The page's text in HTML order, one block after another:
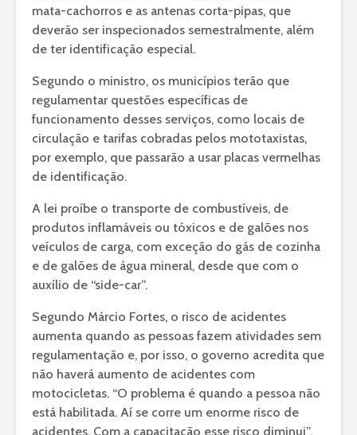
mata-cachorros e as antenas corta-pipas, que
deverão ser inspecionados semestralmente, além
de ter identificação especial.
Segundo o ministro, os municípios terão que
regulamentar questões específicas de
funcionamento desses serviços, como locais de
circulação e tarifas cobradas pelos mototaxistas,
por exemplo, que passarão a usar placas vermelhas
de identificação.
A lei proíbe o transporte de combustíveis, de
produtos inflamáveis ou tóxicos e de galões nos
veículos de carga, com exceção do gás de cozinha
e de galões de água mineral, desde que com o
auxílio de “side-car”.
Segundo Márcio Fortes, o risco de acidentes
aumenta quando as pessoas fazem atividades sem
regulamentação e, por isso, o governo acredita que
não haverá aumento de acidentes com
motocicletas. “O problema é quando a pessoa não
está habilitada. Aí se corre um enorme risco de
acidentes. Com a capacitação esse risco diminui”,